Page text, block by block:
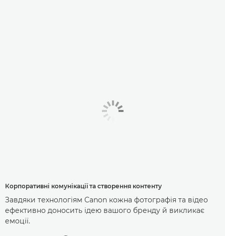
Корпоративні комунікації та створення контенту
Завдяки технологіям Canon кожна фотографія та відео
ефективно доносить ідею вашого бренду й викликає
емоції.